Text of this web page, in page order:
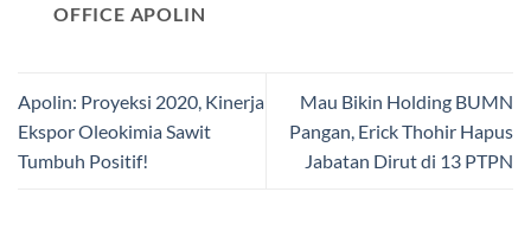
OFFICE APOLIN
Apolin: Proyeksi 2020, Kinerja
Ekspor Oleokimia Sawit
Tumbuh Positif!
Mau Bikin Holding BUMN
Pangan, Erick Thohir Hapus
Jabatan Dirut di 13 PTPN